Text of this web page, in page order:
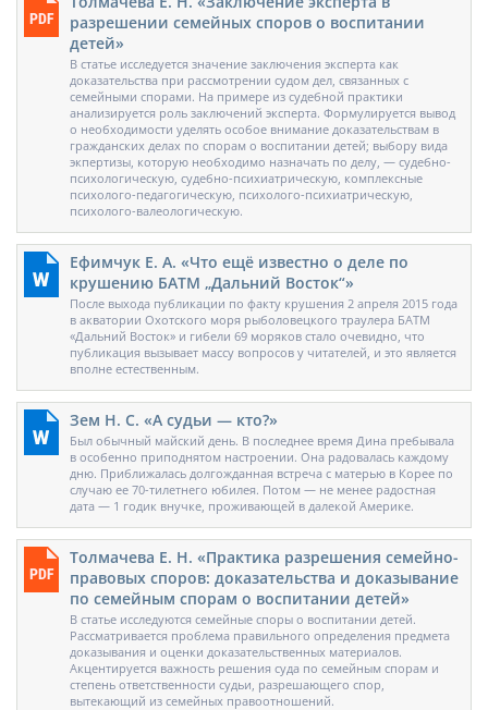
разрешении семейных споров о воспитании
детей»
В статье исследуется значение заключения эксперта как
доказательства при рассмотрении судом дел, связанных с
семейными спорами. На примере из судебной практики
анализируется роль заключений эксперта. Формулируется вывод
о необходимости уделять особое внимание доказательствам в
гражданских делах по спорам о воспитании детей; выбору вида
экпертизы, которую необходимо назначать по делу, — судебно-
психологическую, судебно-психиатрическую, комплексные
психолого-педагогическую, психолого-психиатрическую,
психолого-валеологическую.
Ефимчук Е. А. «Что ещё известно о деле по
крушению БАТМ „Дальний Восток“»
После выхода публикации по факту крушения 2 апреля 2015 года
в акватории Охотского моря рыболовецкого траулера БАТМ
«Дальний Восток» и гибели 69 моряков стало очевидно, что
публикация вызывает массу вопросов у читателей, и это является
вполне естественным.
Зем Н. С. «А судьи — кто?»
Был обычный майский день. В последнее время Дина пребывала
в особенно приподнятом настроении. Она радовалась каждому
дню. Приближалась долгожданная встреча с матерью в Корее по
случаю ее 70-тилетнего юбилея. Потом — не менее радостная
дата — 1 годик внучке, проживающей в далекой Америке.
Толмачева Е. Н. «Практика разрешения семейно-
правовых споров: доказательства и доказывание
по семейным спорам о воспитании детей»
В статье исследуются семейные споры о воспитании детей.
Рассматривается проблема правильного определения предмета
доказывания и оценки доказательственных материалов.
Акцентируется важность решения суда по семейным спорам и
степень ответственности судьи, разрешающего спор,
вытекающий из семейных правоотношений.